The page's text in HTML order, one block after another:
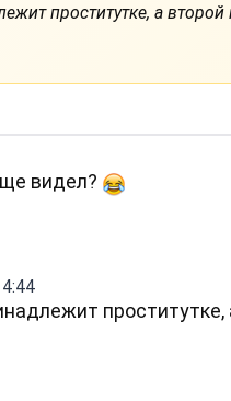
проститутке, а второй
видел?
проститутке,